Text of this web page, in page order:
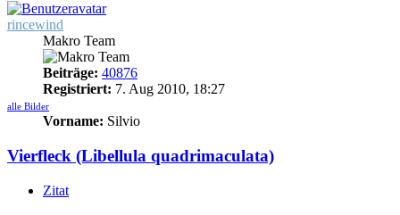
rincewind
Makro Team
Beiträge: 40876
Registriert: 7. Aug 2010, 18:27
alle Bilder
Vorname: Silvio
Vierfleck (Libellula quadrimaculata)
Zitat